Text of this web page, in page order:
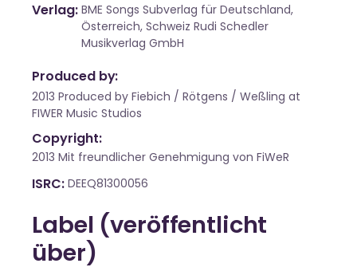
Verlag BME Songs Subverlag für Deutschland,
Österreich, Schweiz Rudi Schedler
Musikverlag GmbH
Produced by:
2013 Produced by Fiebich / Rötgens / Weßling at
FIWER Music Studios
Copyright:
2013 Mit freundlicher Genehmigung von FiWeR
ISRC DEEQ81300056
Label (veröffentlicht
über)